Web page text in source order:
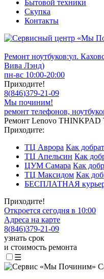
Бытовой техники
Скупка
Контакты
Ремонт ноутбуков:ул.
Вива Лэнд)
пн-вс 10:00-20:00
Приходите!
8(846)379-21-09
Мы починим!
ремонт телефонов,
Ремонт Lenovo THINKPAD
Приходите:
ТЦ Аврора Как
ТЦ Апельсин Как
ЦУМ Самара Как
ТЦ Максидом Как
БЕСПЛАТНАЯ
Приходите!
Откроется сегодня в 10:00
Адреса на карте
8(846)379-21-09
узнать срок
и стоимость ремонта
☰